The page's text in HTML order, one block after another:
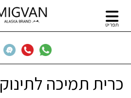
תפריט
כרית תמיכה לתינוק